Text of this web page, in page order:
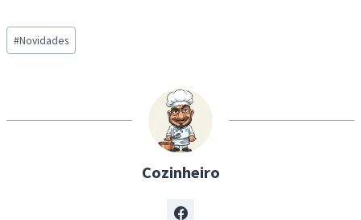
d
i
…
Post
Tags:
#Novidades
Cozinheiro